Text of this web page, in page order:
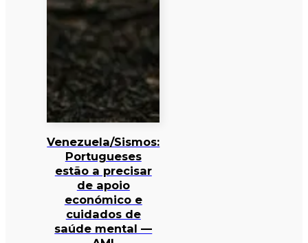
Venezuela/Sismos:
Portugueses
estão a precisar
de apoio
económico e
cuidados de
saúde mental —